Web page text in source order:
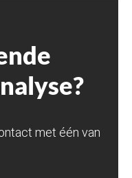
met één van